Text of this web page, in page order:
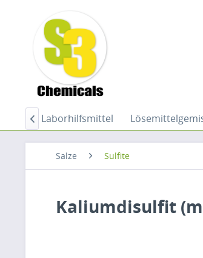
Laborhilfsmittel

Salze Sulfite
Kaliumdisulfit